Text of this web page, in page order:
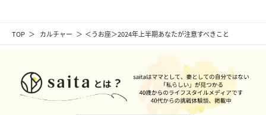
TOP カルチャー ＜うお座＞2024年上半期あなたが注意すべきこと